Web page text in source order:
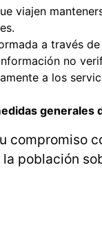
viajen
a través
no
a los
generales
compromiso
población